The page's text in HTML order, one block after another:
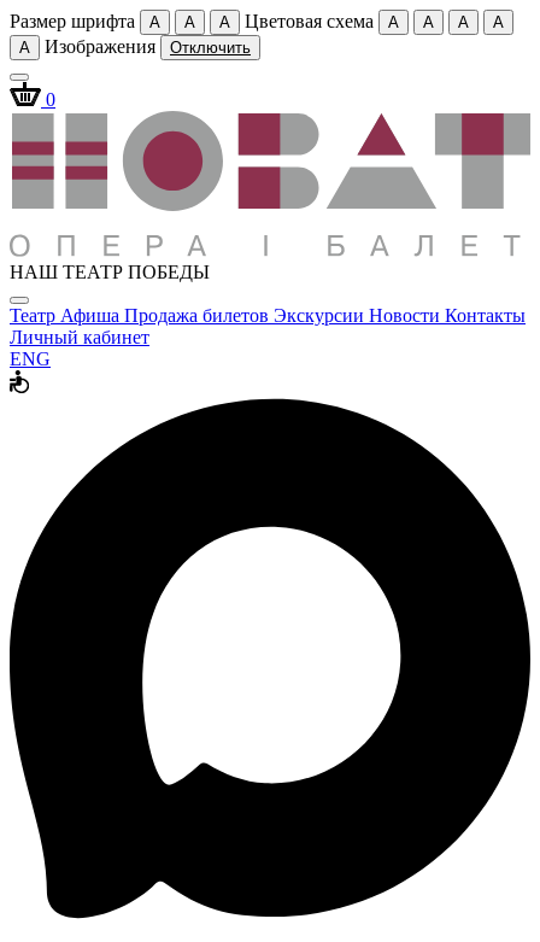
Размер шрифта A A A Цветовая схема A A A
A
A
Изображения Отключить
0
НАШ ТЕАТР ПОБЕДЫ
Театр Афиша Продажа билетов Экскурсии Новости Контакты
Личный кабинет
ENG